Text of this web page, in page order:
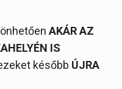
AKÁR AZ
IS
később ÚJRA